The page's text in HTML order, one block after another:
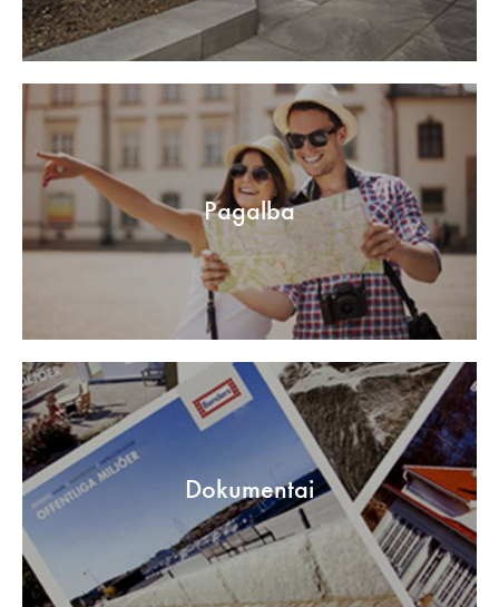
Pagalba
Dokumentai